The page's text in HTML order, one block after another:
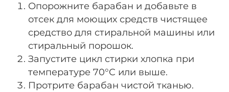
Опорожните барабан и добавьте в
отсек для моющих средств чистящее
средство для стиральной машины или
стиральный порошок.
Запустите цикл стирки хлопка при
температуре 70°C или выше.
Протрите барабан чистой тканью.